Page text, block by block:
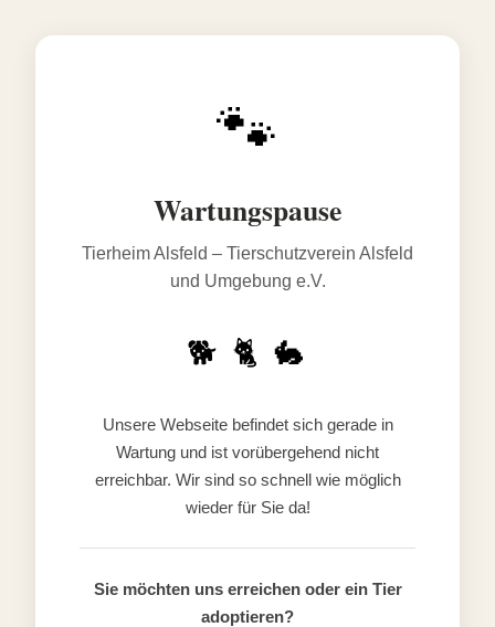
🐾
Wartungspause
Tierheim Alsfeld – Tierschutzverein Alsfeld
und Umgebung e.V.
🐕 🐈 🐇
Unsere Webseite befindet sich gerade in
Wartung und ist vorübergehend nicht
erreichbar. Wir sind so schnell wie möglich
wieder für Sie da!
Sie möchten uns erreichen oder ein Tier
adoptieren?